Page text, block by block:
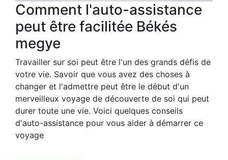
Comment l'auto-assistance
peut être facilitée Békés
megye
Travailler sur soi peut être l'un des grands défis de
votre vie. Savoir que vous avez des choses à
changer et l'admettre peut être le début d'un
merveilleux voyage de découverte de soi qui peut
durer toute une vie. Voici quelques conseils
d'auto-assistance pour vous aider à démarrer ce
voyage